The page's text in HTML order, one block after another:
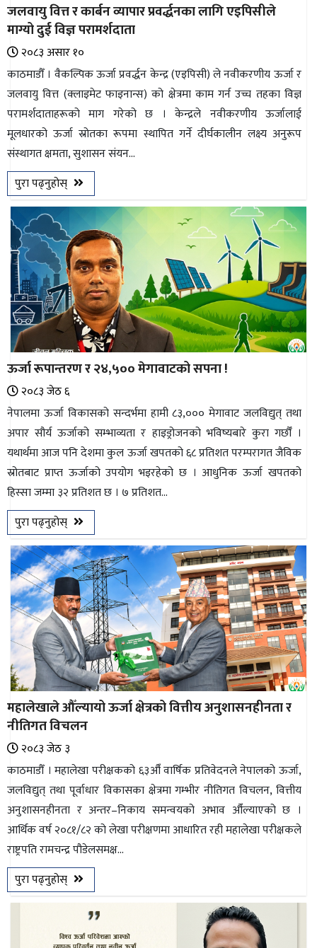
जलवायु वित्त र कार्बन व्यापार प्रवर्द्धनका लागि एइपिसीले
माग्यो दुई विज्ञ परामर्शदाता
२०८३ असार १०
काठमाडौँ । वैकल्पिक ऊर्जा प्रवर्द्धन केन्द्र (एइपिसी) ले नवीकरणीय ऊर्जा र
जलवायु वित्त (क्लाइमेट फाइनान्स) को क्षेत्रमा काम गर्न उच्च तहका विज्ञ
परामर्शदाताहरूको माग गरेको छ । केन्द्रले नवीकरणीय ऊर्जालाई
मूलधारको ऊर्जा स्रोतका रूपमा स्थापित गर्ने दीर्घकालीन लक्ष्य अनुरूप
संस्थागत क्षमता, सुशासन संयन...
पुरा पढ्नुहोस्
ऊर्जा रूपान्तरण र २४,५०० मेगावाटको सपना !
२०८३ जेठ ६
नेपालमा ऊर्जा विकासको सन्दर्भमा हामी ८३,००० मेगावाट जलविद्युत् तथा
अपार सौर्य ऊर्जाको सम्भाव्यता र हाइड्रोजनको भविष्यबारे कुरा गर्छौँ ।
यथार्थमा आज पनि देशमा कुल ऊर्जा खपतको ६८ प्रतिशत परम्परागत जैविक
स्रोतबाट प्राप्त ऊर्जाको उपयोग भइरहेको छ । आधुनिक ऊर्जा खपतको
हिस्सा जम्मा ३२ प्रतिशत छ । ७ प्रतिशत...
पुरा पढ्नुहोस्
महालेखाले औँल्यायो ऊर्जा क्षेत्रको वित्तीय अनुशासनहीनता र
नीतिगत विचलन
२०८३ जेठ ३
काठमाडौँ । महालेखा परीक्षकको ६३औँ वार्षिक प्रतिवेदनले नेपालको ऊर्जा,
जलविद्युत् तथा पूर्वाधार विकासका क्षेत्रमा गम्भीर नीतिगत विचलन, वित्तीय
अनुशासनहीनता र अन्तर–निकाय समन्वयको अभाव औँल्याएको छ ।
आर्थिक वर्ष २०८१/८२ को लेखा परीक्षणमा आधारित रही महालेखा परीक्षकले
राष्ट्रपति रामचन्द्र पौडेलसमक्ष...
पुरा पढ्नुहोस्